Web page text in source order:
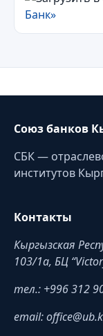
Банк»
Союз банков
СБК —
институтов
Контакты
Кыргызская
103/1a, БЦ
тел.: +996 312
email: